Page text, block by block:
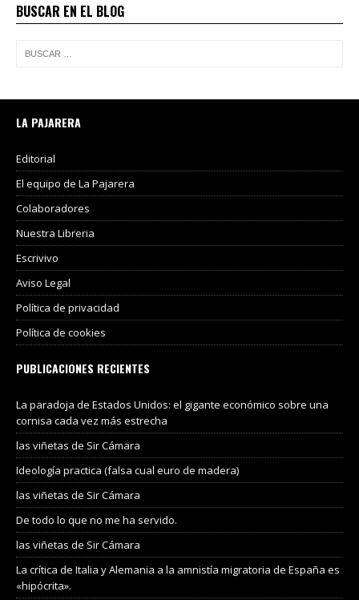
BUSCAR EN EL BLOG
LA PAJARERA
Editorial
El equipo de La Pajarera
Colaboradores
Nuestra Libreria
Escrivivo
Aviso Legal
Política de privacidad
Política de cookies
PUBLICACIONES RECIENTES
La paradoja de Estados Unidos: el gigante económico sobre una
cornisa cada vez más estrecha
las viñetas de Sir Cámara
Ideología practica (falsa cual euro de madera)
las viñetas de Sir Cámara
De todo lo que no me ha servido.
las viñetas de Sir Cámara
La crítica de Italia y Alemania a la amnistía migratoria de España es
«hipócrita».